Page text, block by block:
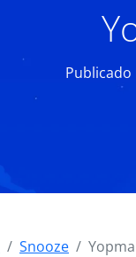
Publicado
Snooze